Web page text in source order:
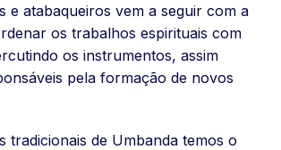
e atabaqueiros vem a seguir com a
os trabalhos espirituais com
os instrumentos, assim
pela formação de novos
tradicionais de Umbanda temos o